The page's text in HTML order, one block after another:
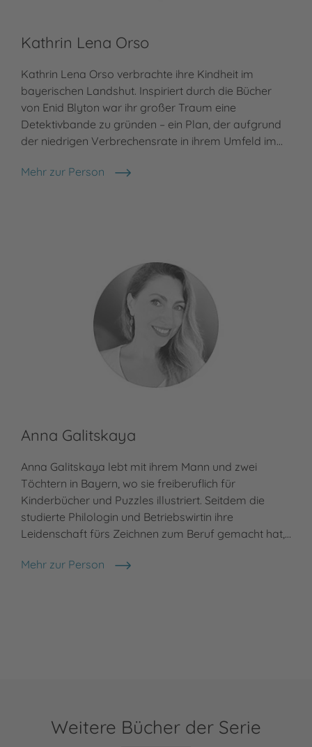
Kathrin Lena Orso
Kathrin Lena Orso verbrachte ihre Kindheit im
bayerischen Landshut. Inspiriert durch die Bücher
von Enid Blyton war ihr großer Traum eine
Detektivbande zu gründen – ein Plan, der aufgrund
der niedrigen Verbrechensrate in ihrem Umfeld im…
Mehr zur Person
Kathrin Lena Orso
Anna Galitskaya
Anna Galitskaya lebt mit ihrem Mann und zwei
Töchtern in Bayern, wo sie freiberuflich für
Kinderbücher und Puzzles illustriert. Seitdem die
studierte Philologin und Betriebswirtin ihre
Leidenschaft fürs Zeichnen zum Beruf gemacht hat,…
Mehr zur Person
Anna Galitskaya
Weitere Bücher der Serie